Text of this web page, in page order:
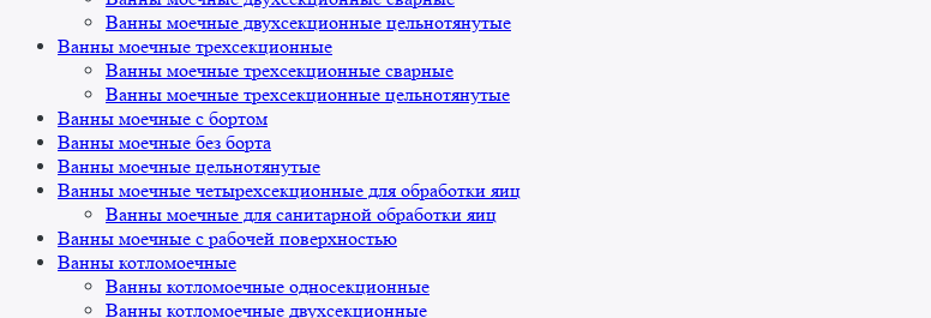
Ванны моечные двухсекционные цельнотянутые
Ванны моечные трехсекционные
Ванны моечные трехсекционные сварные
Ванны моечные трехсекционные цельнотянутые
Ванны моечные с бортом
Ванны моечные без борта
Ванны моечные цельнотянутые
Ванны моечные четырехсекционные для обработки яиц
Ванны моечные для санитарной обработки яиц
Ванны моечные с рабочей поверхностью
Ванны котломоечные
Ванны котломоечные односекционные
Ванны котломоечные двухсекционные